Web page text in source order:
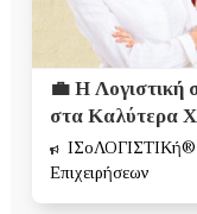
💼 Η Λογιστική
στα Καλύτερα
ΙΣοΛΟΓΙΣΤΙΚή®
Επιχειρήσεων